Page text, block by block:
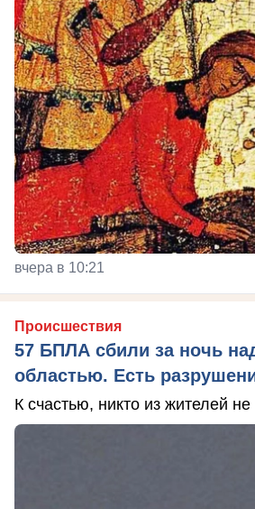
вчера в 10:21
Происшествия
57 БПЛА сбили за ночь
областью. Есть
К счастью, никто из жителей